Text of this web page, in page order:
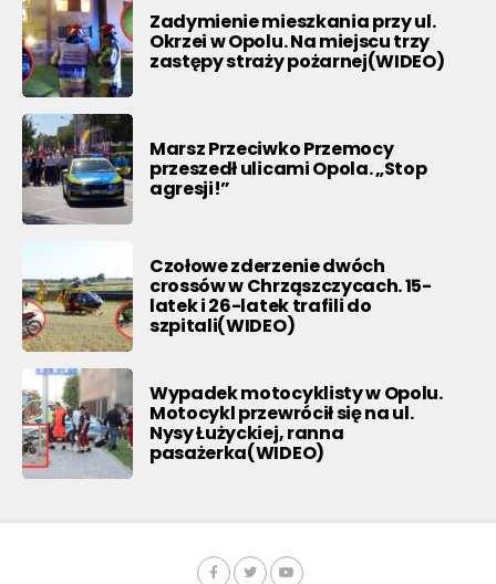
Zadymienie mieszkania przy ul.
Okrzei w Opolu. Na miejscu trzy
zastępy straży pożarnej(WIDEO)
Marsz Przeciwko Przemocy
przeszedł ulicami Opola. „Stop
agresji!”
Czołowe zderzenie dwóch
crossów w Chrząszczycach. 15-
latek i 26-latek trafili do
szpitali(WIDEO)
Wypadek motocyklisty w Opolu.
Motocykl przewrócił się na ul.
Nysy Łużyckiej, ranna
pasażerka(WIDEO)